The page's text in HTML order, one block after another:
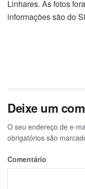
Linhares. As fotos
informações são do
Deixe um
O seu endereço de e-
obrigatórios são
Comentário